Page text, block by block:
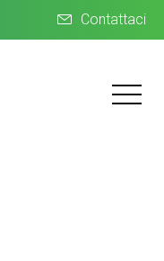
Contattaci